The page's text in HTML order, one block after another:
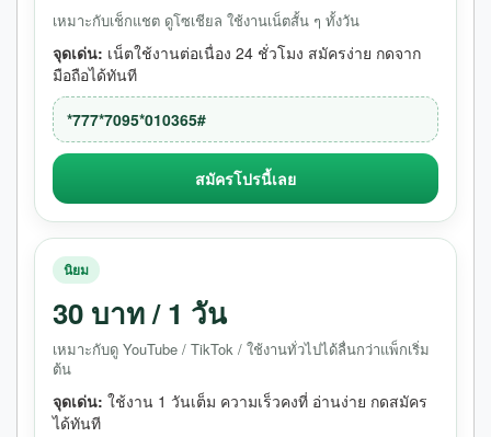
เหมาะกับเช็กแชต ดูโซเชียล ใช้งานเน็ตสั้น ๆ ทั้งวัน
จุดเด่น: เน็ตใช้งานต่อเนื่อง 24 ชั่วโมง สมัครง่าย กดจาก
มือถือได้ทันที
*777*7095*010365#
สมัครโปรนี้เลย
นิยม
30 บาท / 1 วัน
เหมาะกับดู YouTube / TikTok / ใช้งานทั่วไปได้ลื่นกว่าแพ็กเริ่ม
ต้น
จุดเด่น: ใช้งาน 1 วันเต็ม ความเร็วคงที่ อ่านง่าย กดสมัคร
ได้ทันที